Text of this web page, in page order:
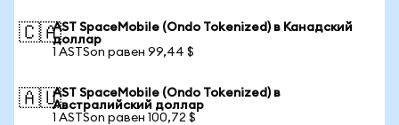
🇨🇦AST SpaceMobile (Ondo Tokenized) в Канадский
доллар
1 ASTSon равен 99,44 $
🇦🇺AST SpaceMobile (Ondo Tokenized) в
Австралийский доллар
1 ASTSon равен 100,72 $